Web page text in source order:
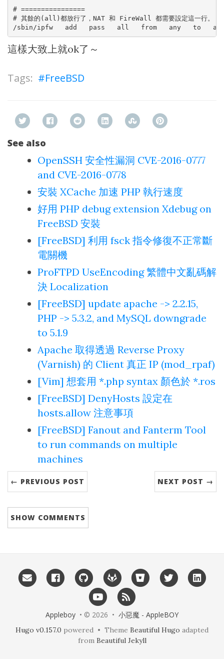
# ================
# 其餘的(all)都放行了，NAT 和 FireWall 都需要設定這一行。
這樣大致上就ok了～
FreeBSD
See also
OpenSSH 安全性漏洞 CVE-2016-0777
and CVE-2016-0778
安裝 XCache 加速 PHP 執行速度
好用 PHP debug extension Xdebug on
FreeBSD 安裝
[FreeBSD] 利用 fsck 指令修復不正常斷
電關機
ProFTPD UseEncoding 繁體中文亂碼解
決 Localization
[FreeBSD] update apache -> 2.2.15,
PHP -> 5.3.2, and MySQL downgrade
to 5.1.9
Apache 取得透過 Reverse Proxy
(Varnish) 的 Client 真正 IP (mod_rpaf)
[Vim] 想套用 *.php syntax 顏色於 *.ros
[FreeBSD] DenyHosts 設定在
hosts.allow 注意事項
[FreeBSD] Fanout and Fanterm Tool
to run commands on multiple
machines
← PREVIOUS POST NEXT POST →
SHOW COMMENTS
Appleboy • © 2026 • 小惡魔 - AppleBOY
Hugo v0.157.0 powered • Theme Beautiful Hugo adapted
from Beautiful Jekyll